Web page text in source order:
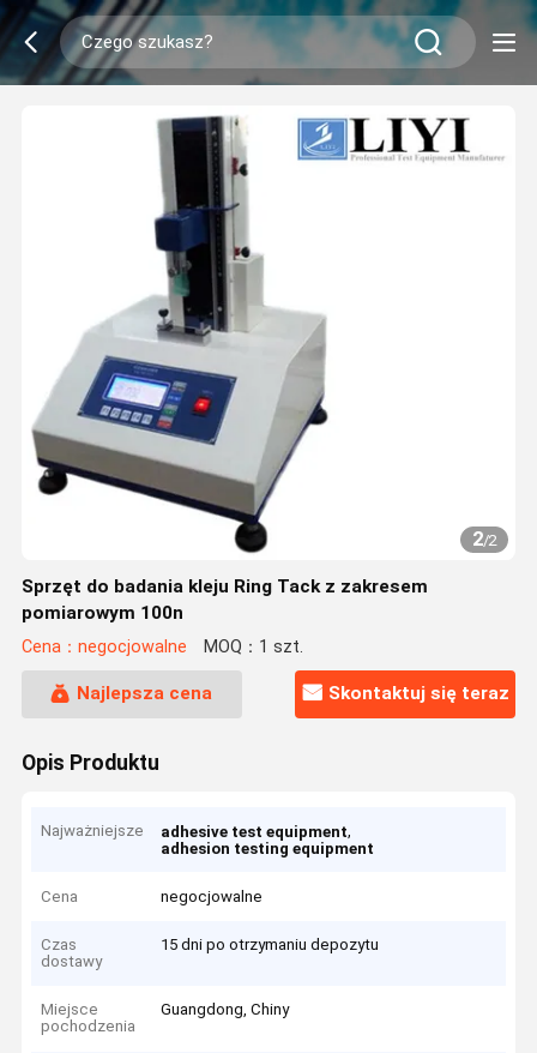
2/2
Sprzęt do badania kleju Ring Tack z zakresem
pomiarowym 100n
Cena：negocjowalne MOQ：1 szt.
Najlepsza cena Skontaktuj się teraz
Opis Produktu
Najważniejsze adhesive test equipment,
adhesion testing equipment
Cena negocjowalne
Czas
dostawy
15 dni po otrzymaniu depozytu
Miejsce
pochodzenia
Guangdong, Chiny